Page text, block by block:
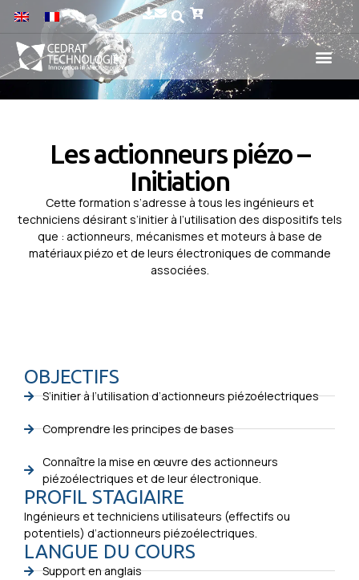
Les actionneurs piézo –
Initiation
Cette formation s’adresse à tous les ingénieurs et
techniciens désirant s’initier à l’utilisation des dispositifs tels
que : actionneurs, mécanismes et moteurs à base de
matériaux piézo et de leurs électroniques de commande
associées.
OBJECTIFS
S’initier à l’utilisation d’actionneurs piézoélectriques
Comprendre les principes de bases
Connaître la mise en œuvre des actionneurs
piézoélectriques et de leur électronique.
PROFIL STAGIAIRE
Ingénieurs et techniciens utilisateurs (effectifs ou
potentiels) d’actionneurs piézoélectriques.
LANGUE DU COURS
Support en anglais